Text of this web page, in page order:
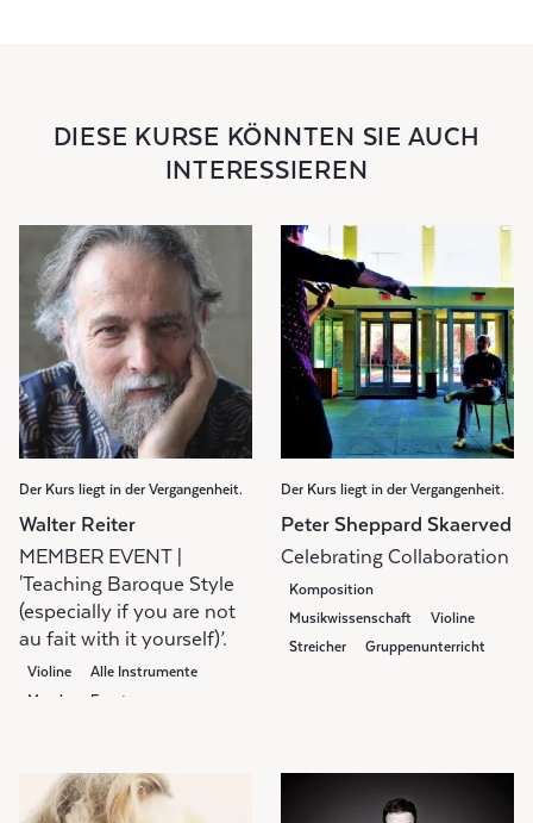
DIESE KURSE KÖNNTEN SIE AUCH
INTERESSIEREN
Der Kurs liegt in der Vergangenheit.
Walter Reiter
MEMBER EVENT |
'Teaching Baroque Style
(especially if you are not
au fait with it yourself)’.
Violine
Alle Instrumente
Members Event
Der Kurs liegt in der Vergangenheit.
Peter Sheppard Skaerved
Celebrating Collaboration
Komposition
Musikwissenschaft
Violine
Streicher
Gruppenunterricht